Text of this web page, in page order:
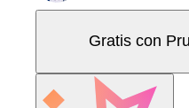
Gratis con